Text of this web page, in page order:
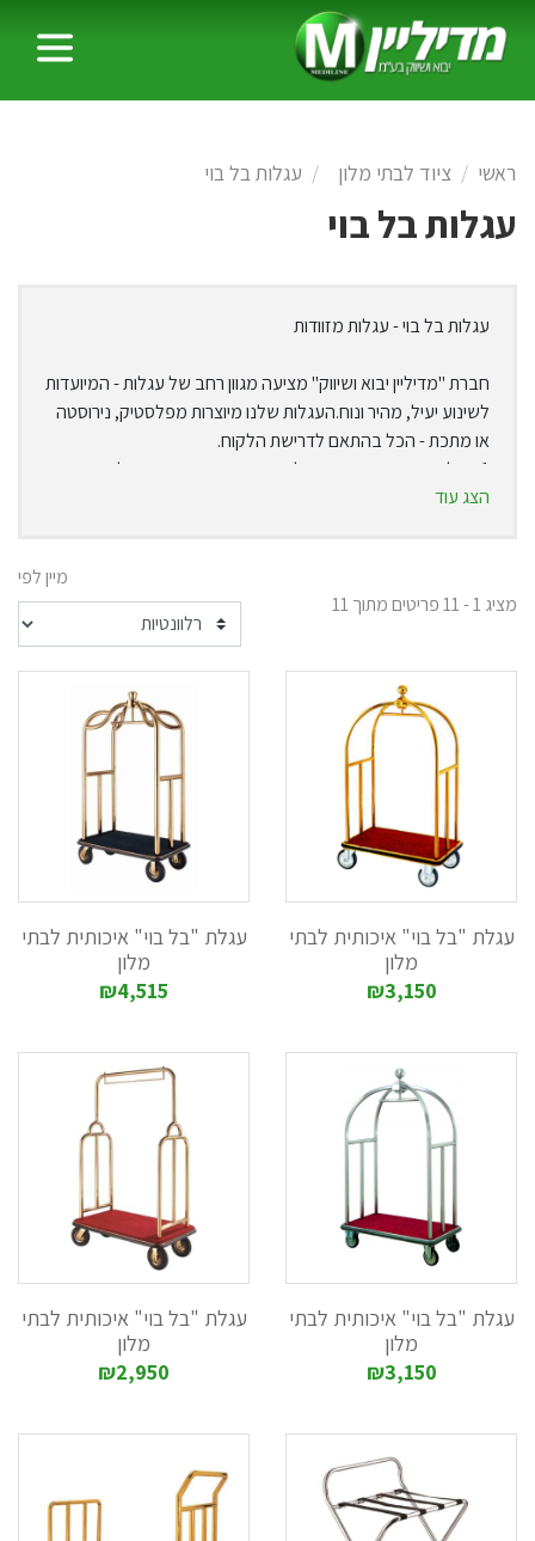
ראשי ציוד לבתי מלון עגלות בל בוי
עגלות בל בוי
עגלות בל בוי - עגלות מזוודות
חברת "מדיליין יבוא ושיווק" מציעה מגוון רחב של עגלות - המיועדות
לשינוע יעיל, מהיר ונוח.העגלות שלנו מיוצרות מפלסטיק, נירוסטה
או מתכת - הכל בהתאם לדרישת הלקוח.
1. עגלות שירות איכותיות מפלסטיק ונירוסטה, במגוון גדלים ומדפים.
אנו מציעים עגלות שירות ברוחב ואורך שונים, המתאימים למגוון
ניתן להוסיף לעגלות שירות - מכלי פלסטיק לפינוי פסולת.
לבחירתכם, עגלות שירות בצבע לבן, אפור או שחור.
עגלות שירות מנירוסטה
אנו מציעים עגלות נירוסטה מודולריות, במגוון גדלים.
ניתן לייצר עגלות נירוסטה בגדלים שונים - בהתאם לדרישה.
ניתן להרכיב שניים או שלושה מדפים, בהתאם לצורך.
כמו כן, חברתנו משווקת עגלות שירות למטבחים מוסדיים, כגון
עגלות נירוסטה בעלות מכלי פלסטיק בגדלים שונים, המיועדות
לחלוקה ולאיסוף של כלים.
2. מגוון רחב של עגלות ניקיון - אשר מספקות מענה מצוין למגוון
שטחים ולמגוון צרכים
בין העגלות שלנו, תמצאו עגלות אשר ניתן לשאת עליהן חומרי ניקיון
המתאימות לשטחים ציבוריים ויוקרתיים.
העגלות מיוצרות מפלסטיק איכותי. ניתן לצרף להן דליי ניקוי בגדלים
שונים (6-12 ליטר) ואף בצבעים שונים.
בנוסף, אנו גם משווקים עגלות ניקיון ממתכת ומנירוסטה.
עגלות החדרנית שאנו משווקים, יוצרו תוך מחשבה על נוחות
מרבית, מידוף מתאים ושינוע העגלות בקלות ויעילות.
לבחירתכם עגלות חדרנית בגדלים שונים, המתאימות לשינוע
אירוח.
בנוסף, ישנם דגמים של עגלות עם/בלי דלתות וכן דגמים בעלי שק
אחד או יותר, לאיסוף כביסה.
קיימות עגלות כביסה לשינוע כמות גדולה של כביסה, עגלות
כביסה עם מסגרת מתכת/ללא מסגרת מתכת וכן עגלות פתוחות,
אשר ניתן לכסותן עם כיסוי בד מיוחד. קיימות עגלות כביסה
הצג עוד
מציג 1 - 11 פריטים מתוך 11
מיין לפי
עגלת "בל בוי" איכותית לבתי
מלון
₪3,150
עגלת "בל בוי" איכותית לבתי
מלון
₪4,515
עגלת "בל בוי" איכותית לבתי
מלון
₪3,150
עגלת "בל בוי" איכותית לבתי
מלון
₪2,950